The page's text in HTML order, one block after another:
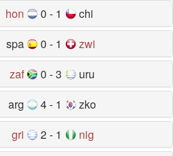
hon 0 - 1
chi
spa 0 - 1
zwi
zaf 0 - 3
uru
arg 4 - 1
zko
gri 2 - 1
nig